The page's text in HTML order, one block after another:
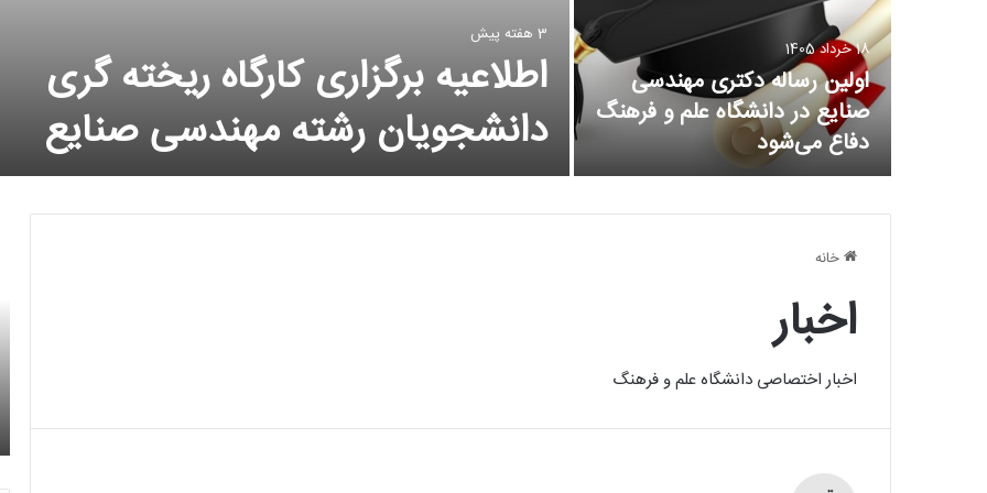
3 هفته پیش
اطلاعیه برگزاری کارگاه ریخته گری
دانشجویان رشته مهندسی صنایع
18 خرداد 1405
اولین رساله دکتری مهندسی
صنایع در دانشگاه علم و فرهنگ
دفاع می‌شود
خانه
اخبار
اخبار اختصاصی دانشگاه علم و فرهنگ
مکانیک
1 خرداد 1396
پژوهی برگزار شد
عمران